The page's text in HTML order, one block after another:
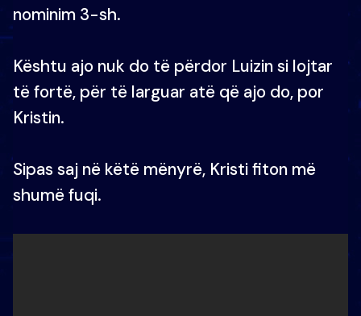
nominim 3-sh.
Kështu ajo nuk do të përdor Luizin si lojtar
të fortë, për të larguar atë që ajo do, por
Kristin.
Sipas saj në këtë mënyrë, Kristi fiton më
shumë fuqi.